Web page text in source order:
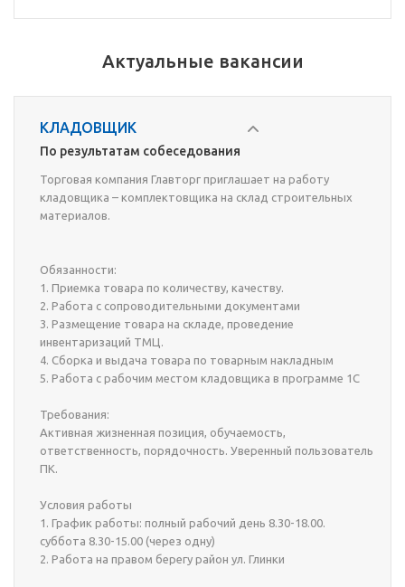
Актуальные вакансии
КЛАДОВЩИК
По результатам собеседования
Торговая компания Главторг приглашает на работу
кладовщика – комплектовщика на склад строительных
материалов.
Обязанности:
1. Приемка товара по количеству, качеству.
2. Работа с сопроводительными документами
3. Размещение товара на складе, проведение
инвентаризаций ТМЦ.
4. Сборка и выдача товара по товарным накладным
5. Работа с рабочим местом кладовщика в программе 1С
Требования:
Активная жизненная позиция, обучаемость,
ответственность, порядочность. Уверенный пользователь
ПК.
Условия работы
1. График работы: полный рабочий день 8.30-18.00.
суббота 8.30-15.00 (через одну)
2. Работа на правом берегу район ул. Глинки